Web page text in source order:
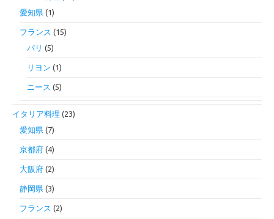
愛知県 (1)
フランス (15)
パリ (5)
リヨン (1)
ニース (5)
イタリア料理 (23)
愛知県 (7)
京都府 (4)
大阪府 (2)
静岡県 (3)
フランス (2)